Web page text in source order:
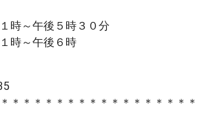
時～午後５時３０分
時～午後６時
＊＊＊＊＊＊＊＊＊＊＊＊＊＊＊＊＊